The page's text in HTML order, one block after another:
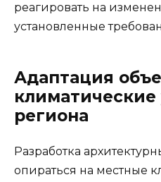
реагировать на
установленные
Адаптация
климатические
региона
Разработка
опираться на местные